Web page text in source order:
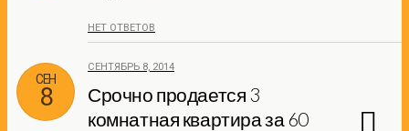
НЕТ ОТВЕТОВ
СЕН
8
СЕНТЯБРЬ 8, 2014
Срочно продается 3
комнатная квартира за 60